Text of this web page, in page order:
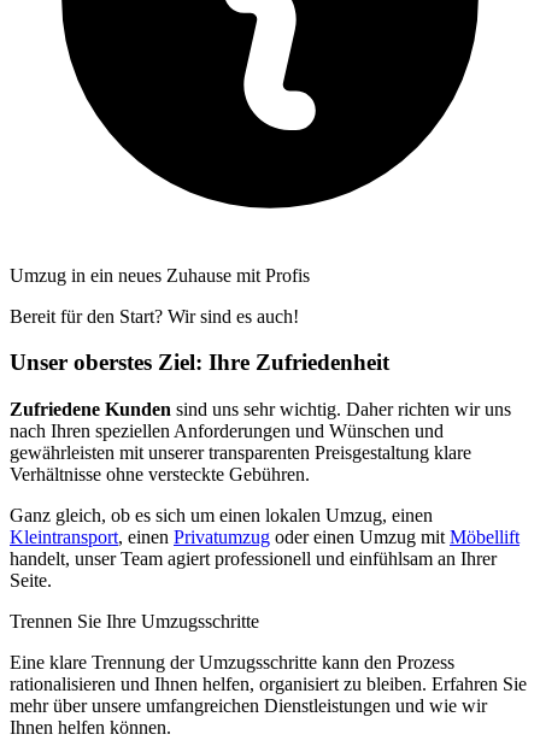
Umzug in ein neues Zuhause mit Profis
Bereit für den Start? Wir sind es auch!
Unser oberstes Ziel: Ihre Zufriedenheit
Zufriedene Kunden sind uns sehr wichtig. Daher richten wir uns
nach Ihren speziellen Anforderungen und Wünschen und
gewährleisten mit unserer transparenten Preisgestaltung klare
Verhältnisse ohne versteckte Gebühren.
Ganz gleich, ob es sich um einen lokalen Umzug, einen
Kleintransport, einen Privatumzug oder einen Umzug mit Möbellift
handelt, unser Team agiert professionell und einfühlsam an Ihrer
Seite.
Trennen Sie Ihre Umzugsschritte
Eine klare Trennung der Umzugsschritte kann den Prozess
rationalisieren und Ihnen helfen, organisiert zu bleiben. Erfahren Sie
mehr über unsere umfangreichen Dienstleistungen und wie wir
Ihnen helfen können.